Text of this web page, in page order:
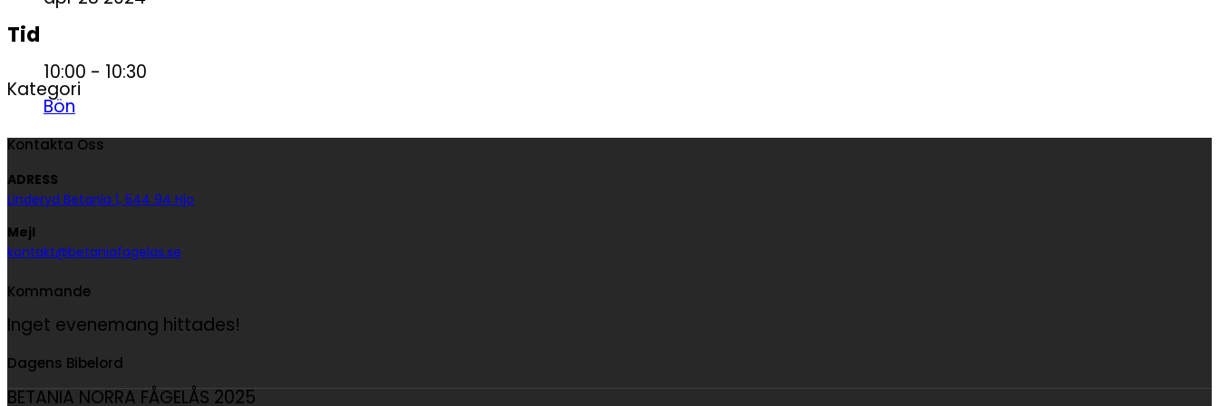
Tid
10:00 - 10:30
Kategori
Bön
Kontakta Oss
ADRESS
Linderyd Betania 1, 544 94 Hjo
Mejl
kontakt@betaniafagelas.se
Kommande
Inget evenemang hittades!
Dagens Bibelord
BETANIA NORRA FÅGELÅS 2025